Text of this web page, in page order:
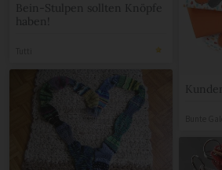
Bein-Stulpen sollten Knöpfe
haben!